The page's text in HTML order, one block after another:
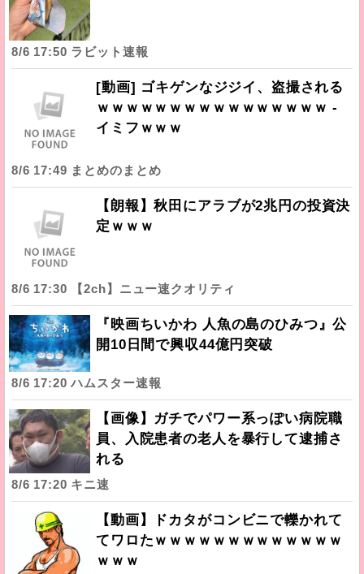
8/6 17:50 ラビット速報
[動画] ゴキゲンなジジイ、盗撮される
ｗｗｗｗｗｗｗｗｗｗｗｗｗｗｗｗ -
イミフｗｗｗ
8/6 17:49 まとめのまとめ
【朗報】秋田にアラブが2兆円の投資決
定ｗｗｗ
8/6 17:30 【2ch】ニュー速クオリティ
『映画ちいかわ 人魚の島のひみつ』公
開10日間で興収44億円突破
8/6 17:20 ハムスター速報
【画像】ガチでパワー系っぽい病院職
員、入院患者の老人を暴行して逮捕さ
れる
8/6 17:20 キニ速
【動画】ドカタがコンビニで轢かれて
てワロたｗｗｗｗｗｗｗｗｗｗｗｗｗ
ｗｗｗ